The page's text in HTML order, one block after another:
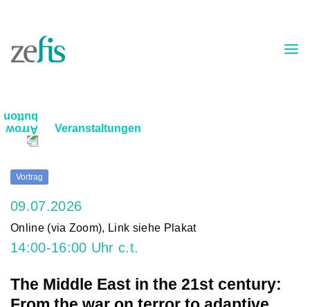
Veranstaltungen
Vortrag
09.07.2026
Online (via Zoom), Link siehe Plakat
14:00-16:00 Uhr c.t.
The Middle East in the 21st century: